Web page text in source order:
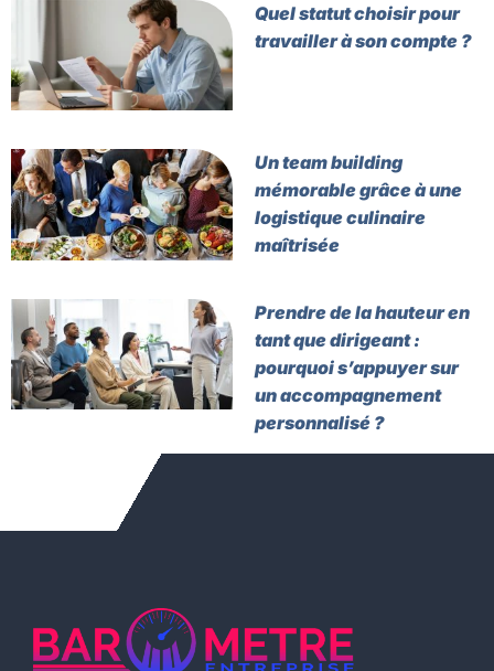
Quel statut choisir pour
travailler à son compte ?
Un team building
mémorable grâce à une
logistique culinaire
maîtrisée
Prendre de la hauteur en
tant que dirigeant :
pourquoi s’appuyer sur
un accompagnement
personnalisé ?